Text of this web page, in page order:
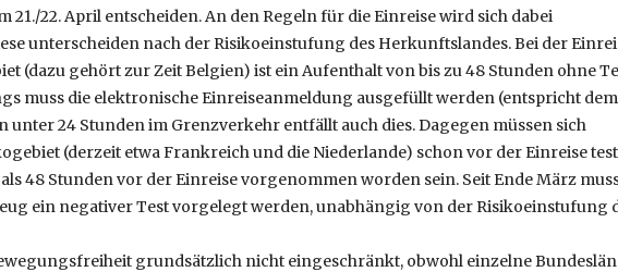
21./22. April entscheiden. An den Regeln für die Einreise wird sich dabei
unterscheiden nach der Risikoeinstufung des Herkunftslandes. Bei der
(dazu gehört zur Zeit Belgien) ist ein Aufenthalt von bis zu 48 Stunden ohne
muss die elektronische Einreiseanmeldung ausgefüllt werden (entspricht dem
unter 24 Stunden im Grenzverkehr entfällt auch dies. Dagegen müssen sich
(derzeit etwa Frankreich und die Niederlande) schon vor der Einreise
48 Stunden vor der Einreise vorgenommen worden sein. Seit Ende März
ein negativer Test vorgelegt werden, unabhängig von der Risikoeinstufung
grundsätzlich nicht eingeschränkt, obwohl einzelne